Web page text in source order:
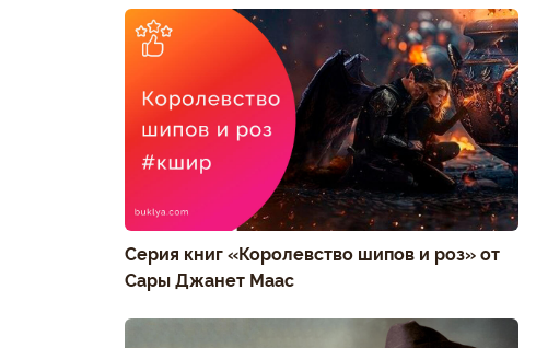
Серия книг «Королевство шипов и роз» от
Сары Джанет Маас